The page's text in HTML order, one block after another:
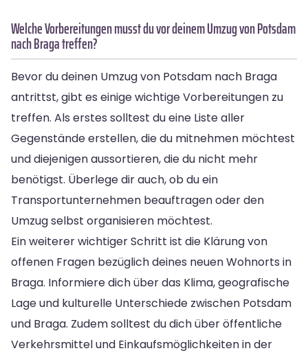
Welche Vorbereitungen musst du vor deinem Umzug von Potsdam
nach Braga treffen?
Bevor du deinen Umzug von Potsdam nach Braga
antrittst, gibt es einige wichtige Vorbereitungen zu
treffen. Als erstes solltest du eine Liste aller
Gegenstände erstellen, die du mitnehmen möchtest
und diejenigen aussortieren, die du nicht mehr
benötigst. Überlege dir auch, ob du ein
Transportunternehmen beauftragen oder den
Umzug selbst organisieren möchtest.
Ein weiterer wichtiger Schritt ist die Klärung von
offenen Fragen bezüglich deines neuen Wohnorts in
Braga. Informiere dich über das Klima, geografische
Lage und kulturelle Unterschiede zwischen Potsdam
und Braga. Zudem solltest du dich über öffentliche
Verkehrsmittel und Einkaufsmöglichkeiten in der